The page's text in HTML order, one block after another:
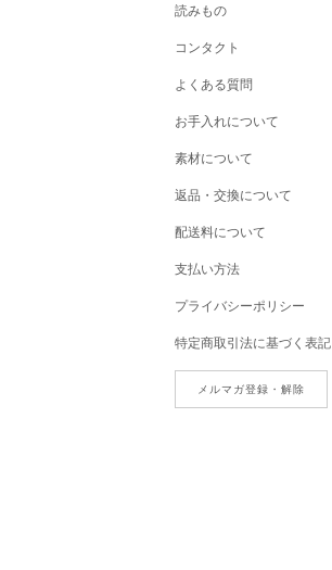
読みもの
コンタクト
よくある質問
お手入れについて
素材について
返品・交換について
配送料について
支払い方法
プライバシーポリシー
特定商取引法に基づく表記
メルマガ登録・解除